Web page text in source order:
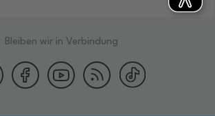
Bleiben wir in Verbindung